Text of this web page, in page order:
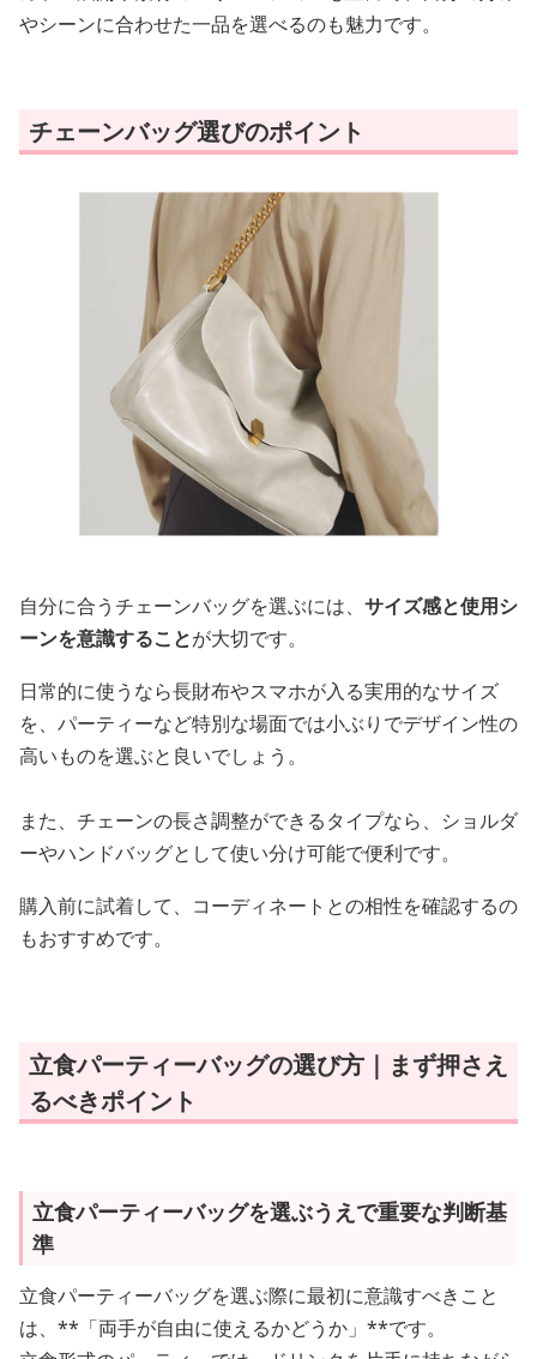
やシーンに合わせた一品を選べるのも魅力です。
チェーンバッグ選びのポイント
自分に合うチェーンバッグを選ぶには、 サイズ感と使用シ
ーンを意識することが大切です。
日常的に使うなら長財布やスマホが入る実用的なサイズ
を、パーティーなど特別な場面では小ぶりでデザイン性の
高いものを選ぶと良いでしょう。
また、チェーンの長さ調整ができるタイプなら、ショルダ
ーやハンドバッグとして使い分け可能で便利です。
購入前に試着して、コーディネートとの相性を確認するの
もおすすめです。
立食パーティーバッグの選び方｜まず押さえ
るべきポイント
立食パーティーバッグを選ぶうえで重要な判断基
準
立食パーティーバッグを選ぶ際に最初に意識すべきこと
は、**「両手が自由に使えるかどうか」**です。